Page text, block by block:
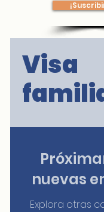
Visa
nuevas
Explora otras